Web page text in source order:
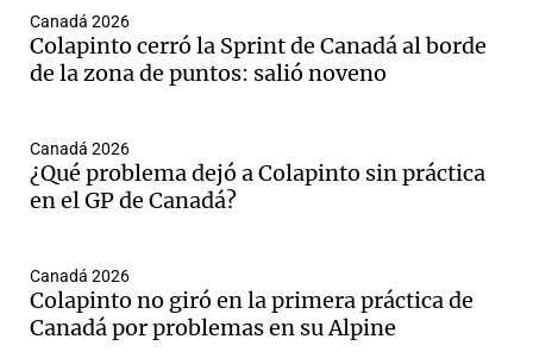
Canadá 2026
Colapinto cerró la Sprint de Canadá al borde
de la zona de puntos: salió noveno
Canadá 2026
¿Qué problema dejó a Colapinto sin práctica
en el GP de Canadá?
Canadá 2026
Colapinto no giró en la primera práctica de
Canadá por problemas en su Alpine